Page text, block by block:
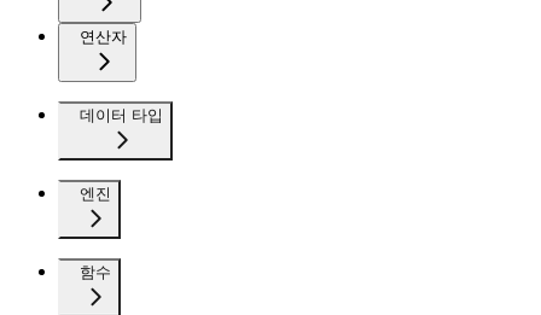
연산자
데이터 타입
엔진
함수